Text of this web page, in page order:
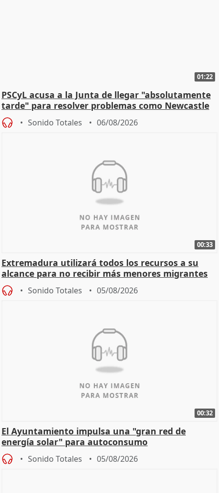
01:22
PSCyL acusa a la Junta de llegar "absolutamente
tarde" para resolver problemas como Newcastle
Sonido Totales 06/08/2026
00:33
Extremadura utilizará todos los recursos a su
alcance para no recibir más menores migrantes
Sonido Totales 05/08/2026
00:32
El Ayuntamiento impulsa una "gran red de
energía solar" para autoconsumo
Sonido Totales 05/08/2026